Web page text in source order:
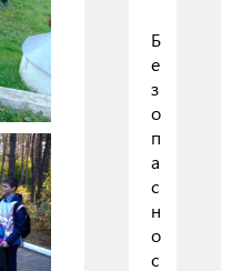
Б
е
з
о
п
а
с
н
о
с